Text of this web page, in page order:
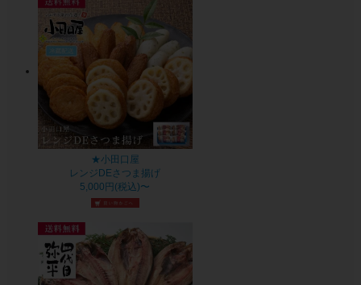
★小田口屋
レンジDEさつま揚げ
5,000円(税込)〜